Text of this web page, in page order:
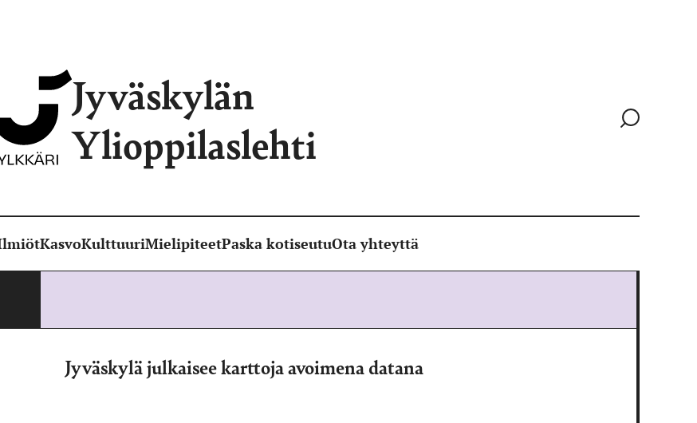
Jyväskylän
Ylioppilaslehti
Siirry
KasvoKulttuuriMielipiteetPaska kotiseutuOta yhteyttä
Jyväskylä julkaisee karttoja avoimena datana